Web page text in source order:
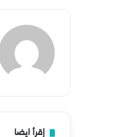
إقرأ ايضا